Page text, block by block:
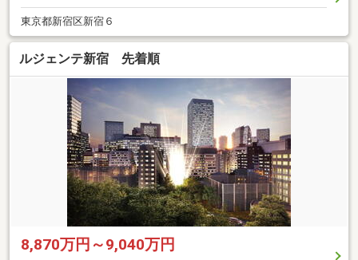
東京都新宿区新宿６
ルジェンテ新宿 先着順
8,870万円～9,040万円